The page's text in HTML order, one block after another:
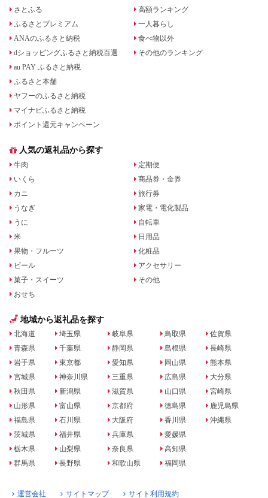
さとふる
ふるさとプレミアム
ANAのふるさと納税
dショッピングふるさと納税百選
au PAY ふるさと納税
ふるさと本舗
ヤフーのふるさと納税
マイナビふるさと納税
ポイント還元キャンペーン
高額ランキング
一人暮らし
食べ物以外
その他のランキング
人気の返礼品から探す
牛肉
いくら
カニ
うなぎ
うに
米
果物・フルーツ
ビール
菓子・スイーツ
おせち
定期便
商品券・金券
旅行券
家電・電化製品
自転車
日用品
化粧品
アクセサリー
その他
地域から返礼品を探す
北海道
青森県
岩手県
宮城県
秋田県
山形県
福島県
茨城県
栃木県
群馬県
埼玉県
千葉県
東京都
神奈川県
新潟県
富山県
石川県
福井県
山梨県
長野県
岐阜県
静岡県
愛知県
三重県
滋賀県
京都府
大阪府
兵庫県
奈良県
和歌山県
鳥取県
島根県
岡山県
広島県
山口県
徳島県
香川県
愛媛県
高知県
福岡県
佐賀県
長崎県
熊本県
大分県
宮崎県
鹿児島県
沖縄県
運営会社 サイトマップ サイト利用規約